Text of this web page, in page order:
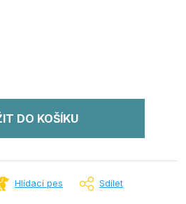
DO KOŠÍKU
Hlídací pes Sdílet